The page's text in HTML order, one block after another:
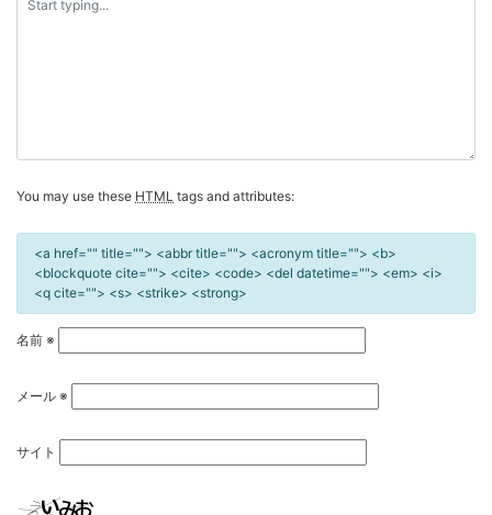
シ
You may use these HTML tags and attributes:
<a href="" title=""> <abbr title=""> <acronym title=""> <b>
<blockquote cite=""> <cite> <code> <del datetime=""> <em> <i>
<q cite=""> <s> <strike> <strong>
名前 ※
メール ※
サイト